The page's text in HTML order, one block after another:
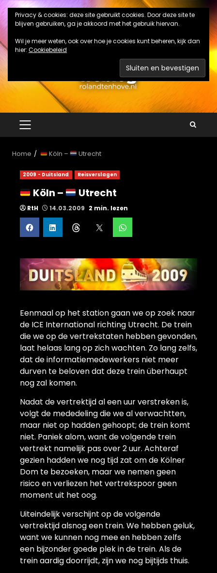
Ga
naar
de
inhoud
PRIMAIR
MENU
Home Köln – Utrecht
2009 - Duitsland Reisverslagen
Köln – Utrecht
RtH 14.03.2009 2 min. lezen
Eenmaal op het station gaan we op zoek naar
de ICE International richting Utrecht. De trein
die we op de vertrekstaten hebben gevonden,
laat helaas lang op zich wachten. Zo lang zelfs,
dat de informatiemedewerkers niet meer
durven te beloven dat deze trein überhaupt
nog zal komen.
Nadat de vertrektijd al een uur verstreken is,
volgt de mededeling die we al verwachtten,
maar niet op hadden gehoopt; de trein komt
niet. Paniek alom, want de volgende trein
vertrekt namelijk pas over 2 uur. Achteraf
gezien hadden we nog tijd zat om de Kölner
Dom te bezoeken, maar we nemen geen
risico en verliezen het vertrekspoor geen
moment uit het oog.
Uiteindelijk verschijnt op de volgende
vertrektijd alsnog een trein. We hebben geluk,
want we kunnen nog mee en hebben zelfs
een bijzonder goede plek in de trein. Als de
trein aardig doorrijdt, zijn we nog bijtijds thuis.
Privacy & cookies: deze site gebruikt cookies. Door deze site te
blijven gebruiken, ga je akkoord met het gebruik hiervan.
Wil je meer weten, ook over hoe je cookies kunt beheren, kijk dan
hier: Cookiebeleid